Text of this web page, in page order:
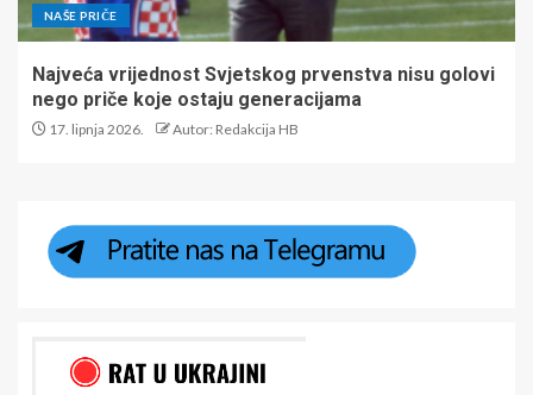
NAŠE PRIČE
Najveća vrijednost Svjetskog prvenstva nisu golovi
nego priče koje ostaju generacijama
17. lipnja 2026. Autor: Redakcija HB